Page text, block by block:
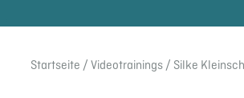
Start­seite / Video­trai­nings / Silke